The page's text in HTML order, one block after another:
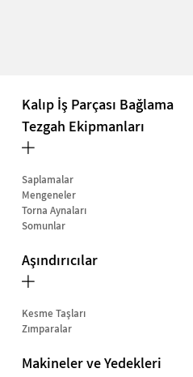
Kalıp İş Parçası Bağlama
Tezgah Ekipmanları
Saplamalar
Mengeneler
Torna Aynaları
Somunlar
Aşındırıcılar
Kesme Taşları
Zımparalar
Makineler ve Yedekleri